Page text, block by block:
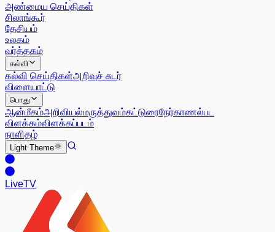
அண்மைய செய்திகள்
சிலாங்கூர்
தேசியம்
உலகம்
வர்த்தகம்
கல்வி
கல்வி செய்திகள்அறிவுச் சுடர்
விளையாட்டு
பொது
ஆன்மீகம்அறிவியல்மருத்துவம்கட்டுரைநேர்காணல்பட
விளக்கம்விளக்கப்படம்
நாளிதழ்
Light Theme
LiveTV